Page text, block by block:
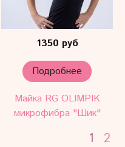
1350 руб
Подробнее
Майка RG OLIMPIK
микрофибра "Шик"
1 2